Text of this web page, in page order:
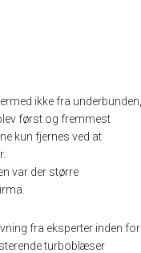
ikke fra underbunden,
først og fremmest
kun fjernes ved at
var der større
fra eksperter inden for
turboblæser